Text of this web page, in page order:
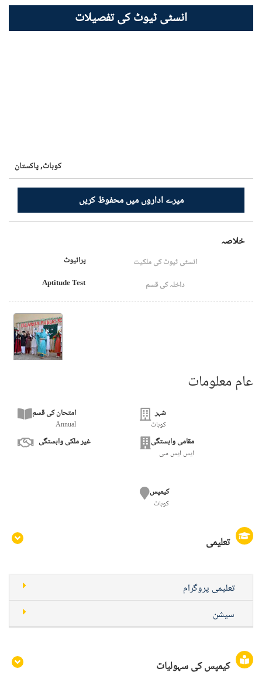
انسٹی ٹیوٹ کی تفصیلات
کوہاٹ,پاکستان
میرے اداروں میں محفوظ کریں
خلاصہ
انسٹی ٹیوٹ کی ملکیت
پرائیوٹ
داخلہ کی قسم
Aptitude Test
عام معلومات
شہر
کوہاٹ
امتحان کی قسم
Annual
مقامی وابستگی
ایس ایس سی
غیر ملکی وابستگی
کیمپس
کوہاٹ
تعلیمی
تعلیمی پروگرام
سیشن
کیمپس کی سہولیات